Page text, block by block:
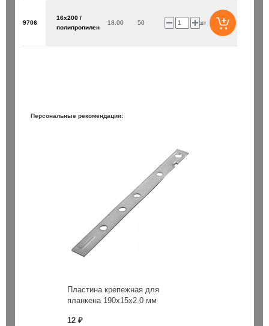
9706
16х200 /
полипропилен
18.00 50 шт
Персональные рекомендации:
Пластина крепежная для
планкена 190х15х2.0 мм
12 ₽